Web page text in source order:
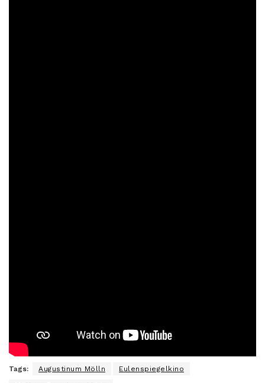
Tags: Augustinum Mölln Eulenspiegelkino